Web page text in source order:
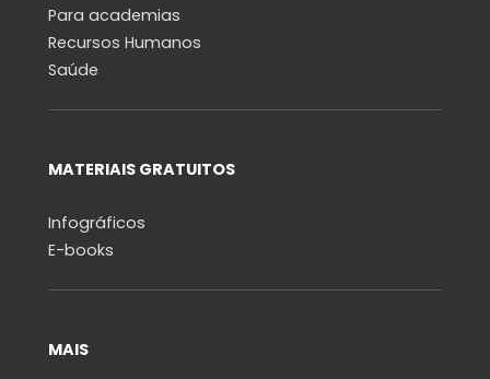
Para academias
Recursos Humanos
Saúde
MATERIAIS GRATUITOS
Infográficos
E-books
MAIS